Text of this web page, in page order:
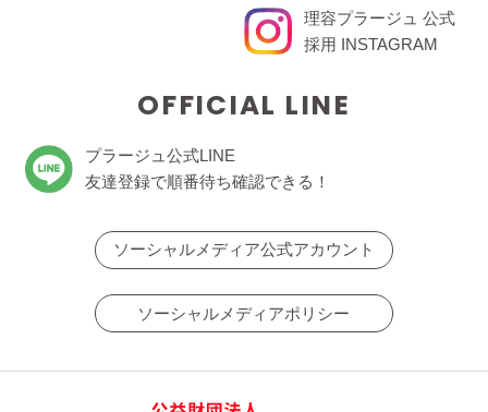
理容プラージュ 公式
採用 INSTAGRAM
OFFICIAL LINE
プラージュ公式LINE
友達登録で順番待ち確認できる！
ソーシャルメディア公式アカウント
ソーシャルメディアポリシー